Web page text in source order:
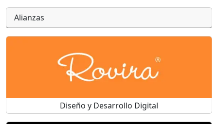
Alianzas
Diseño y Desarrollo Digital